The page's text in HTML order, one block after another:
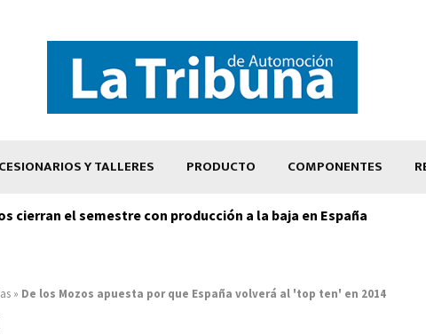
Y TALLERES PRODUCTO COMPONENTES
cierran el semestre con producción a la baja en España
» De los Mozos apuesta por que España volverá al 'top ten' en 2014